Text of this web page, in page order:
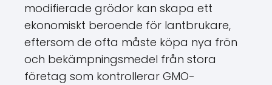
modifierade grödor kan skapa ett
ekonomiskt beroende för lantbrukare,
eftersom de ofta måste köpa nya frön
och bekämpningsmedel från stora
företag som kontrollerar GMO-